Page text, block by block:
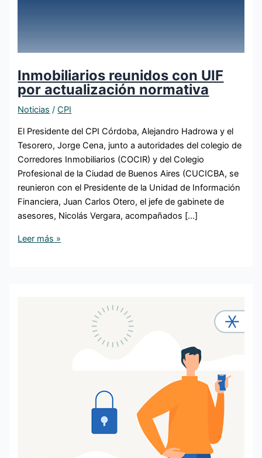
Inmobiliarios reunidos con UIF
por actualización normativa
Noticias /CPI
El Presidente del CPI Córdoba, Alejandro Hadrowa y el
Tesorero, Jorge Cena, junto a autoridades del colegio de
Corredores Inmobiliarios (COCIR) y del Colegio
Profesional de la Ciudad de Buenos Aires (CUCICBA, se
reunieron con el Presidente de la Unidad de Información
Financiera, Juan Carlos Otero, el jefe de gabinete de
asesores, Nicolás Vergara, acompañados […]
Leer más »